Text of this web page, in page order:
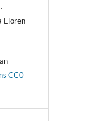
Eloren
CC0